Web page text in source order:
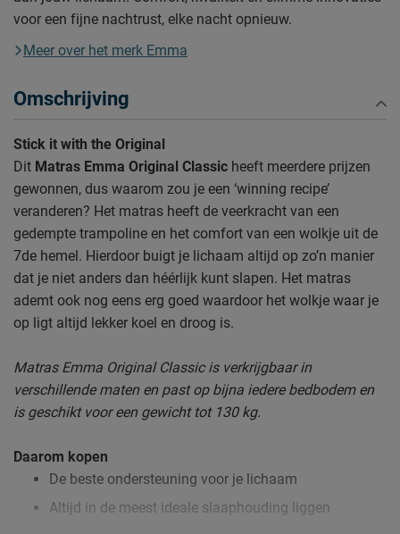
voor een fijne nachtrust, elke nacht opnieuw.
Meer over het merk Emma
Omschrijving
Stick it with the Original
Dit Matras Emma Original Classic heeft meerdere prijzen
gewonnen, dus waarom zou je een ‘winning recipe’
veranderen? Het matras heeft de veerkracht van een
gedempte trampoline en het comfort van een wolkje uit de
7de hemel. Hierdoor buigt je lichaam altijd op zo’n manier
dat je niet anders dan héérlijk kunt slapen. Het matras
ademt ook nog eens erg goed waardoor het wolkje waar je
op ligt altijd lekker koel en droog is.
Matras Emma Original Classic is verkrijgbaar in
verschillende maten en past op bijna iedere bedbodem en
is geschikt voor een gewicht tot 130 kg.
Daarom kopen
De beste ondersteuning voor je lichaam
Altijd in de meest ideale slaaphouding liggen